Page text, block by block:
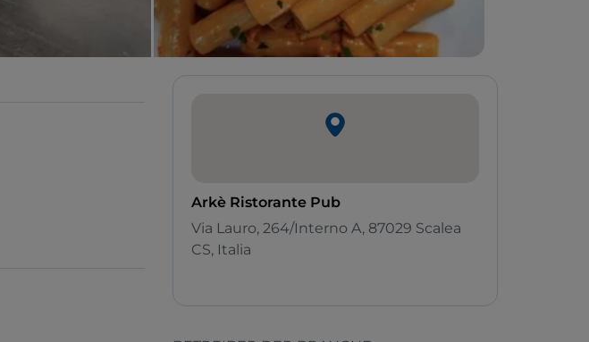
Arkè Ristorante Pub
Via Lauro, 264/Interno A, 87029 Scalea
CS, Italia